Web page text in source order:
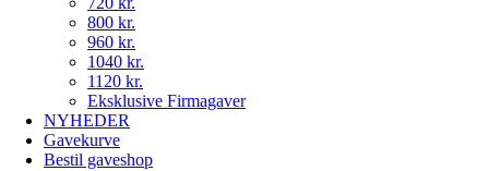
800 kr.
960 kr.
1040 kr.
1120 kr.
Eksklusive Firmagaver
NYHEDER
Gavekurve
Bestil gaveshop